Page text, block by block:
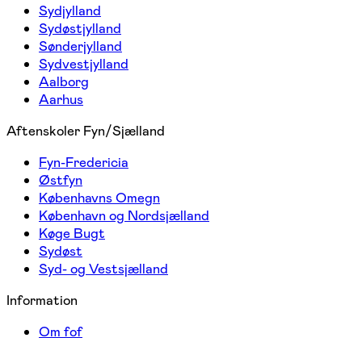
Sydjylland
Sydøstjylland
Sønderjylland
Sydvestjylland
Aalborg
Aarhus
Aftenskoler Fyn/Sjælland
Fyn-Fredericia
Østfyn
Københavns Omegn
København og Nordsjælland
Køge Bugt
Sydøst
Syd- og Vestsjælland
Information
Om fof